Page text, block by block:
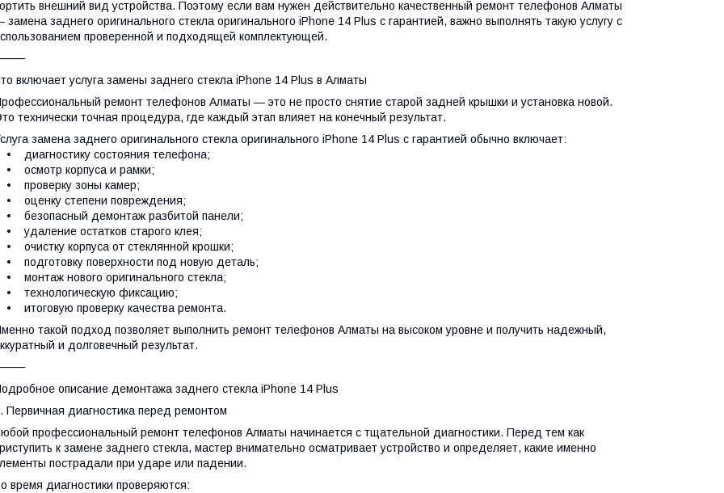
внешний вид устройства. Поэтому если вам нужен действительно качественный ремонт телефонов Алматы
замена заднего оригинального стекла оригинального iPhone 14 Plus с гарантией, важно выполнять такую услугу с
проверенной и подходящей комплектующей.
включает услуга замены заднего стекла iPhone 14 Plus в Алматы
ремонт телефонов Алматы — это не просто снятие старой задней крышки и установка новой.
технически точная процедура, где каждый этап влияет на конечный результат.
замена заднего оригинального стекла оригинального iPhone 14 Plus с гарантией обычно включает:
• диагностику состояния телефона;
• осмотр корпуса и рамки;
• проверку зоны камер;
• оценку степени повреждения;
• безопасный демонтаж разбитой панели;
• удаление остатков старого клея;
• очистку корпуса от стеклянной крошки;
• подготовку поверхности под новую деталь;
• монтаж нового оригинального стекла;
• технологическую фиксацию;
• итоговую проверку качества ремонта.
такой подход позволяет выполнить ремонт телефонов Алматы на высоком уровне и получить надежный,
и долговечный результат.
описание демонтажа заднего стекла iPhone 14 Plus
Первичная диагностика перед ремонтом
профессиональный ремонт телефонов Алматы начинается с тщательной диагностики. Перед тем как
к замене заднего стекла, мастер внимательно осматривает устройство и определяет, какие именно
пострадали при ударе или падении.
время диагностики проверяются: